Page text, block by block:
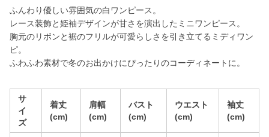
ふんわり優しい雰囲気の白ワンピース。
レース装飾と姫袖デザインが甘さを演出したミニワンピース。
胸元のリボンと裾のフリルが可愛らしさを引き立てるミディワン
ピ。
ふわふわ素材で冬のお出かけにぴったりのコーディネートに。
サ
イ
ズ
着丈
(cm)
肩幅
(cm)
バスト
(cm)
ウエスト
(cm)
袖丈
(cm)